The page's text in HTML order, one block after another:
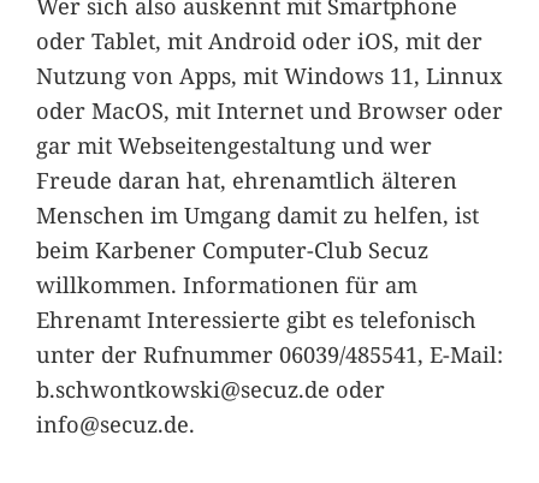
oder Tablet, mit Android oder iOS, mit der
Nutzung von Apps, mit Windows 11, Linnux
oder MacOS, mit Internet und Browser oder
gar mit Webseitengestaltung und wer
Freude daran hat, ehrenamtlich älteren
Menschen im Umgang damit zu helfen, ist
beim Karbener Computer-Club Secuz
willkommen. Informationen für am
Ehrenamt Interessierte gibt es telefonisch
unter der Rufnummer 06039/485541, E-Mail:
b.schwontkowski@secuz.de oder
info@secuz.de.